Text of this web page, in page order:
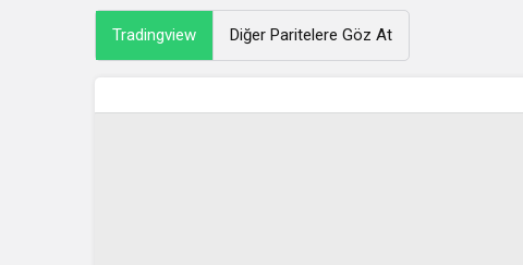
Tradingview Diğer Paritelere Göz At